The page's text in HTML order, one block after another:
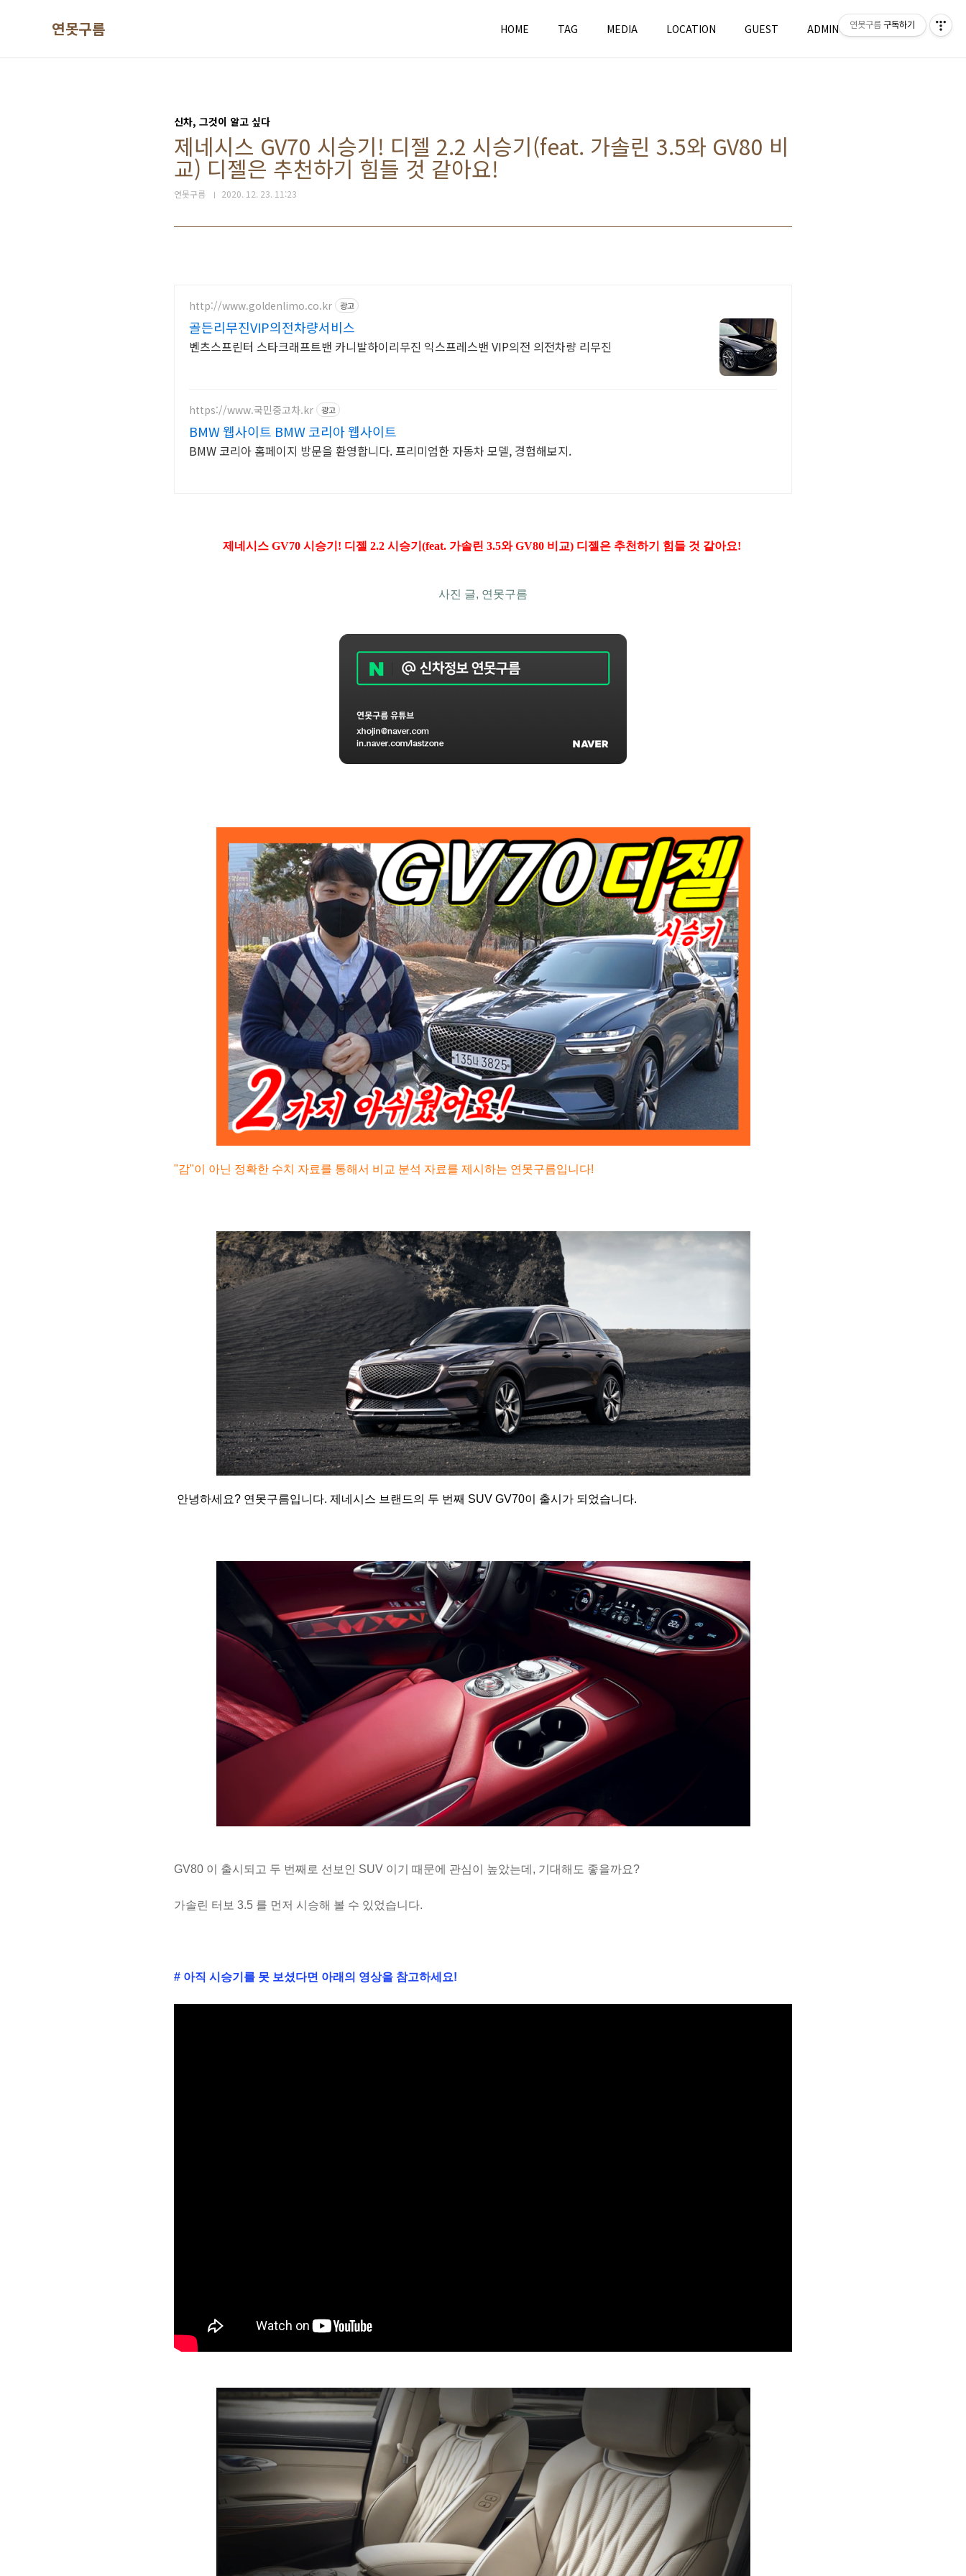
연못구름 HOME TAG MEDIA LOCATION GUEST ADMIN WRITE
신차, 그것이 알고 싶다
제네시스 GV70 시승기! 디젤 2.2 시승기(feat. 가솔린 3.5와 GV80 비
교) 디젤은 추천하기 힘들 것 같아요!
연못구름 2020. 12. 23. 11:23
http://www.goldenlimo.co.kr 광고
골든리무진VIP의전차량서비스
벤츠스프린터 스타크래프트밴 카니발하이리무진 익스프레스밴 VIP의전 의전차량 리무진
https://www.국민중고차.kr 광고
BMW 웹사이트 BMW 코리아 웹사이트
BMW 코리아 홈페이지 방문을 환영합니다. 프리미엄한 자동차 모델, 경험해보지.
제네시스 GV70 시승기! 디젤 2.2 시승기(feat. 가솔린 3.5와 GV80 비교) 디젤은 추천하기 힘들 것 같아요!
사진 글, 연못구름
"감"이 아닌 정확한 수치 자료를 통해서 비교 분석 자료를 제시하는 연못구름입니다!
안녕하세요? 연못구름입니다. 제네시스 브랜드의 두 번째 SUV GV70이 출시가 되었습니다.
GV80 이 출시되고 두 번째로 선보인 SUV 이기 때문에 관심이 높았는데, 기대해도 좋을까요?
가솔린 터보 3.5 를 먼저 시승해 볼 수 있었습니다.
# 아직 시승기를 못 보셨다면 아래의 영상을 참고하세요!
연못구름 구독하기